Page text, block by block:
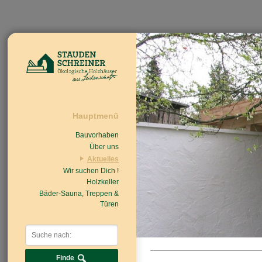
Hauptmenü
Bauvorhaben
Über uns
Aktuelles
Beiträge
Nachrichten/Einzug
Wir suchen Dich !
Holzkeller
Bäder-Sauna, Treppen &
Türen
Finde